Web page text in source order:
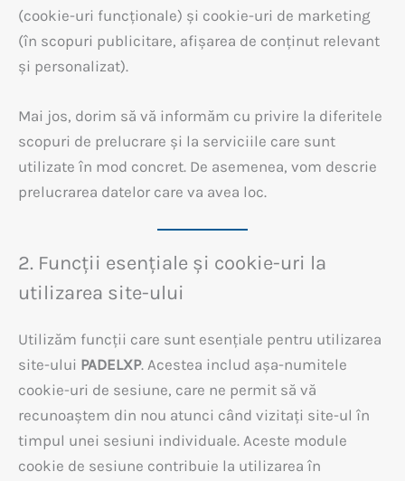
(cookie-uri funcționale) și cookie-uri de marketing
(în scopuri publicitare, afișarea de conținut relevant
și personalizat).
Mai jos, dorim să vă informăm cu privire la diferitele
scopuri de prelucrare și la serviciile care sunt
utilizate în mod concret. De asemenea, vom descrie
prelucrarea datelor care va avea loc.
2. Funcții esențiale și cookie-uri la
utilizarea site-ului
Utilizăm funcții care sunt esențiale pentru utilizarea
site-ului PADELXP. Acestea includ așa-numitele
cookie-uri de sesiune, care ne permit să vă
recunoaștem din nou atunci când vizitați site-ul în
timpul unei sesiuni individuale. Aceste module
cookie de sesiune contribuie la utilizarea în